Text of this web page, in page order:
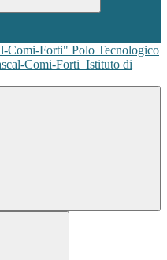
Polo Tecnologico
Comi-Forti Istituto di